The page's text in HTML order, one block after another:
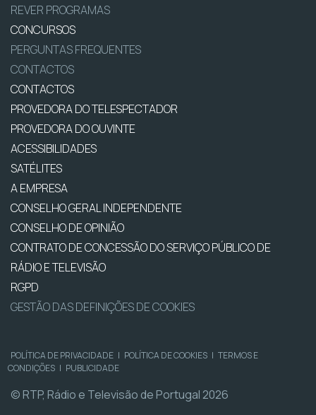
REVER PROGRAMAS
CONCURSOS
PERGUNTAS FREQUENTES
CONTACTOS
CONTACTOS
PROVEDORA DO TELESPECTADOR
PROVEDORA DO OUVINTE
ACESSIBILIDADES
SATÉLITES
A EMPRESA
CONSELHO GERAL INDEPENDENTE
CONSELHO DE OPINIÃO
CONTRATO DE CONCESSÃO DO SERVIÇO PÚBLICO DE
RÁDIO E TELEVISÃO
RGPD
GESTÃO DAS DEFINIÇÕES DE COOKIES
POLÍTICA DE PRIVACIDADE | POLÍTICA DE COOKIES | TERMOS E
CONDIÇÕES | PUBLICIDADE
© RTP, Rádio e Televisão de Portugal 2026